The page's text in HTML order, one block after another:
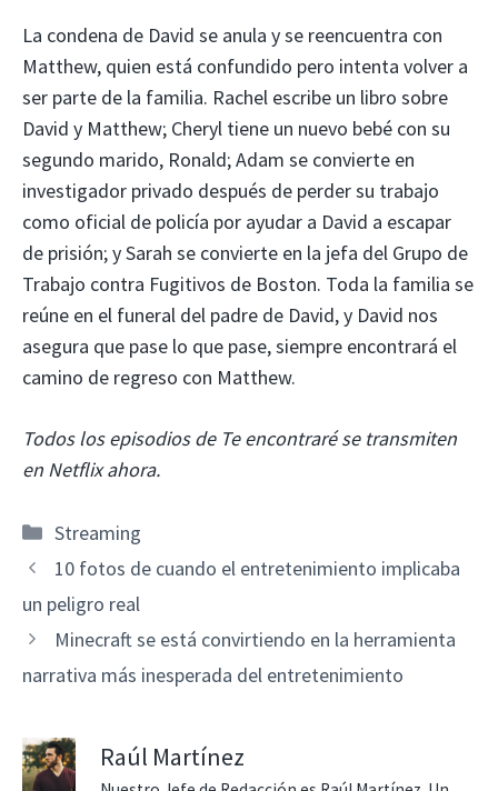
La condena de David se anula y se reencuentra con
Matthew, quien está confundido pero intenta volver a
ser parte de la familia. Rachel escribe un libro sobre
David y Matthew; Cheryl tiene un nuevo bebé con su
segundo marido, Ronald; Adam se convierte en
investigador privado después de perder su trabajo
como oficial de policía por ayudar a David a escapar
de prisión; y Sarah se convierte en la jefa del Grupo de
Trabajo contra Fugitivos de Boston. Toda la familia se
reúne en el funeral del padre de David, y David nos
asegura que pase lo que pase, siempre encontrará el
camino de regreso con Matthew.
Todos los episodios de Te encontraré se transmiten
en Netflix ahora.
Categorías
Streaming
10 fotos de cuando el entretenimiento implicaba
un peligro real
Minecraft se está convirtiendo en la herramienta
narrativa más inesperada del entretenimiento
Raúl Martínez